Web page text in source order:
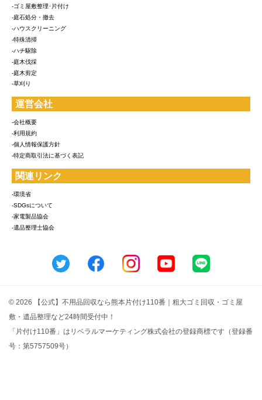
-ゴミ屋敷整理･片付け
-庭石処分・撤去
-ハウスクリーニング
-特殊清掃
-ハチ駆除
-庭木伐採
-庭木剪定
-草刈り
運営会社
-会社概要
-利用規約
-個人情報保護方針
-特定商取引法に基づく表記
関連リンク
-環境省
-SDGsについて
-家電製品協会
-遺品整理士協会
© 2026 【公式】不用品回収なら熊本片付け110番｜粗大ゴミ回収・ゴミ屋
敷・遺品整理など24時間受付中！
「片付け110番」はリベラルマーケティング株式会社の登録商標です（登録番
号：第5757509号）